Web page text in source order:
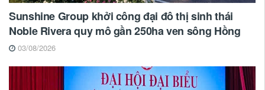
Sunshine Group khởi công đại đô thị sinh thái
Noble Rivera quy mô gần 250ha ven sông Hồng
03/08/2026